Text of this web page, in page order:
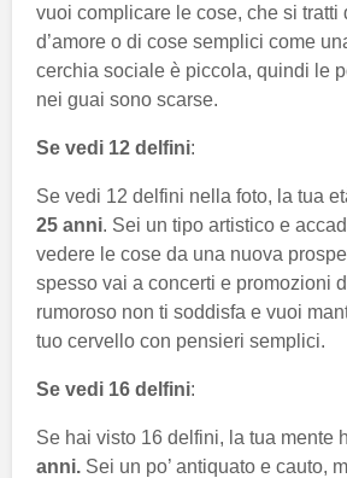
vuoi complicare le cose, che si tratti
d’amore o di cose semplici come
cerchia sociale è piccola, quindi le
nei guai sono scarse.
Se vedi 12 delfini:
Se vedi 12 delfini nella foto, la tua
25 anni. Sei un tipo artistico e
vedere le cose da una nuova
spesso vai a concerti e promozioni
rumoroso non ti soddisfa e vuoi
tuo cervello con pensieri semplici.
Se vedi 16 delfini:
Se hai visto 16 delfini, la tua mente
anni. Sei un po’ antiquato e cauto,